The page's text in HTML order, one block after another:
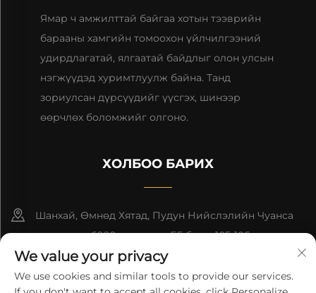
Ямар ч амжилттай байгаа хотын тээврийн
барааны хамгийн томоохон үйлчилгээний
удирдлагатай, ялгаатай байдлыг олон улсын
нэгжүүдэд хуримтлуулж байна. Танд
зориулсан дүрсүүдийг үүсгэх, шинээр
өөрчлөх боломжийг олгоно.
ХОЛБОО БАРИХ
Шанхай, Өмнөд Хятад, Пудун Нийслэлийн Чуанса
гудамжны 6999-р дугаар, Б5 блок, 105-106 өрөө
+86-13501965616
We value your privacy
We use cookies and similar tools to provide our services.